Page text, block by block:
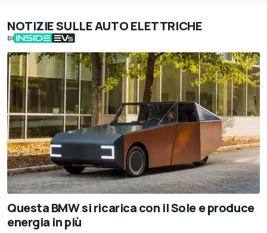
NOTIZIE SULLE AUTO ELETTRICHE
DI
Questa BMW si ricarica con il Sole e produce
energia in più